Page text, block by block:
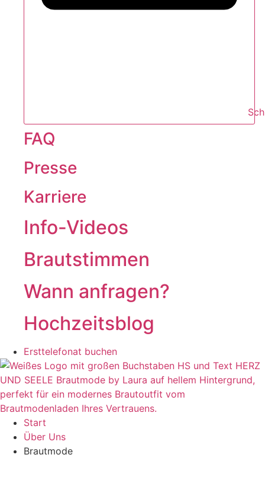
FAQ
Presse
Karriere
Info-Videos
Braut­stimmen
Wann anfragen?
Hochzeits­blog
Ersttelefonat buchen
Start
Über Uns
Brautmode